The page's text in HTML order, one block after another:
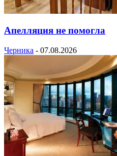
Апелляция не помогла
Черника - 07.08.2026